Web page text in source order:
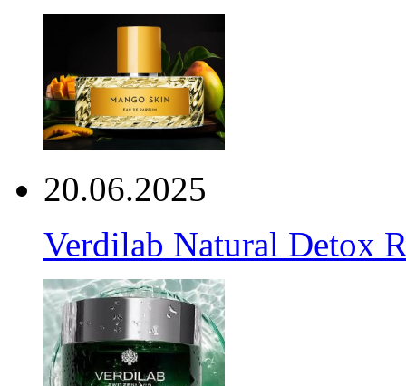
20.06.2025
Verdilab Natural Detox